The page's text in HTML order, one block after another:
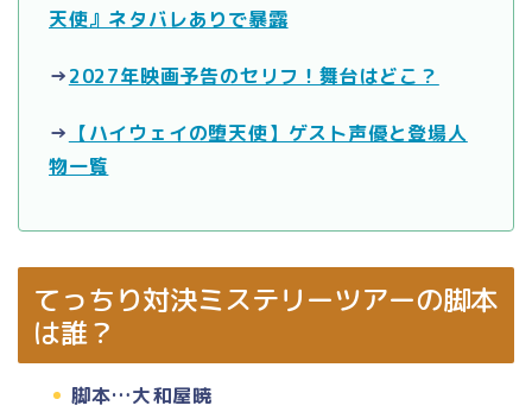
天使』ネタバレありで暴露
→2027年映画予告のセリフ！舞台はどこ？
→ 【ハイウェイの堕天使】ゲスト声優と登場人
物一覧
てっちり対決ミステリーツアーの脚本
は誰？
脚本…大和屋暁